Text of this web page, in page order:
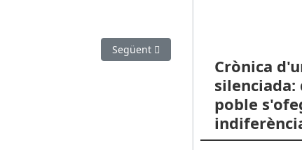
al Prat i s’enduen els mòbilsArticle següent: POLÍTICA: Pilar Díaz,
Següent
Crònica
silenciada:
poble